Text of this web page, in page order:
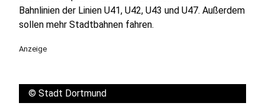
Bahnlinien der Linien U41, U42, U43 und U47. Außerdem
sollen mehr Stadtbahnen fahren.
Anzeige
© Stadt Dortmund